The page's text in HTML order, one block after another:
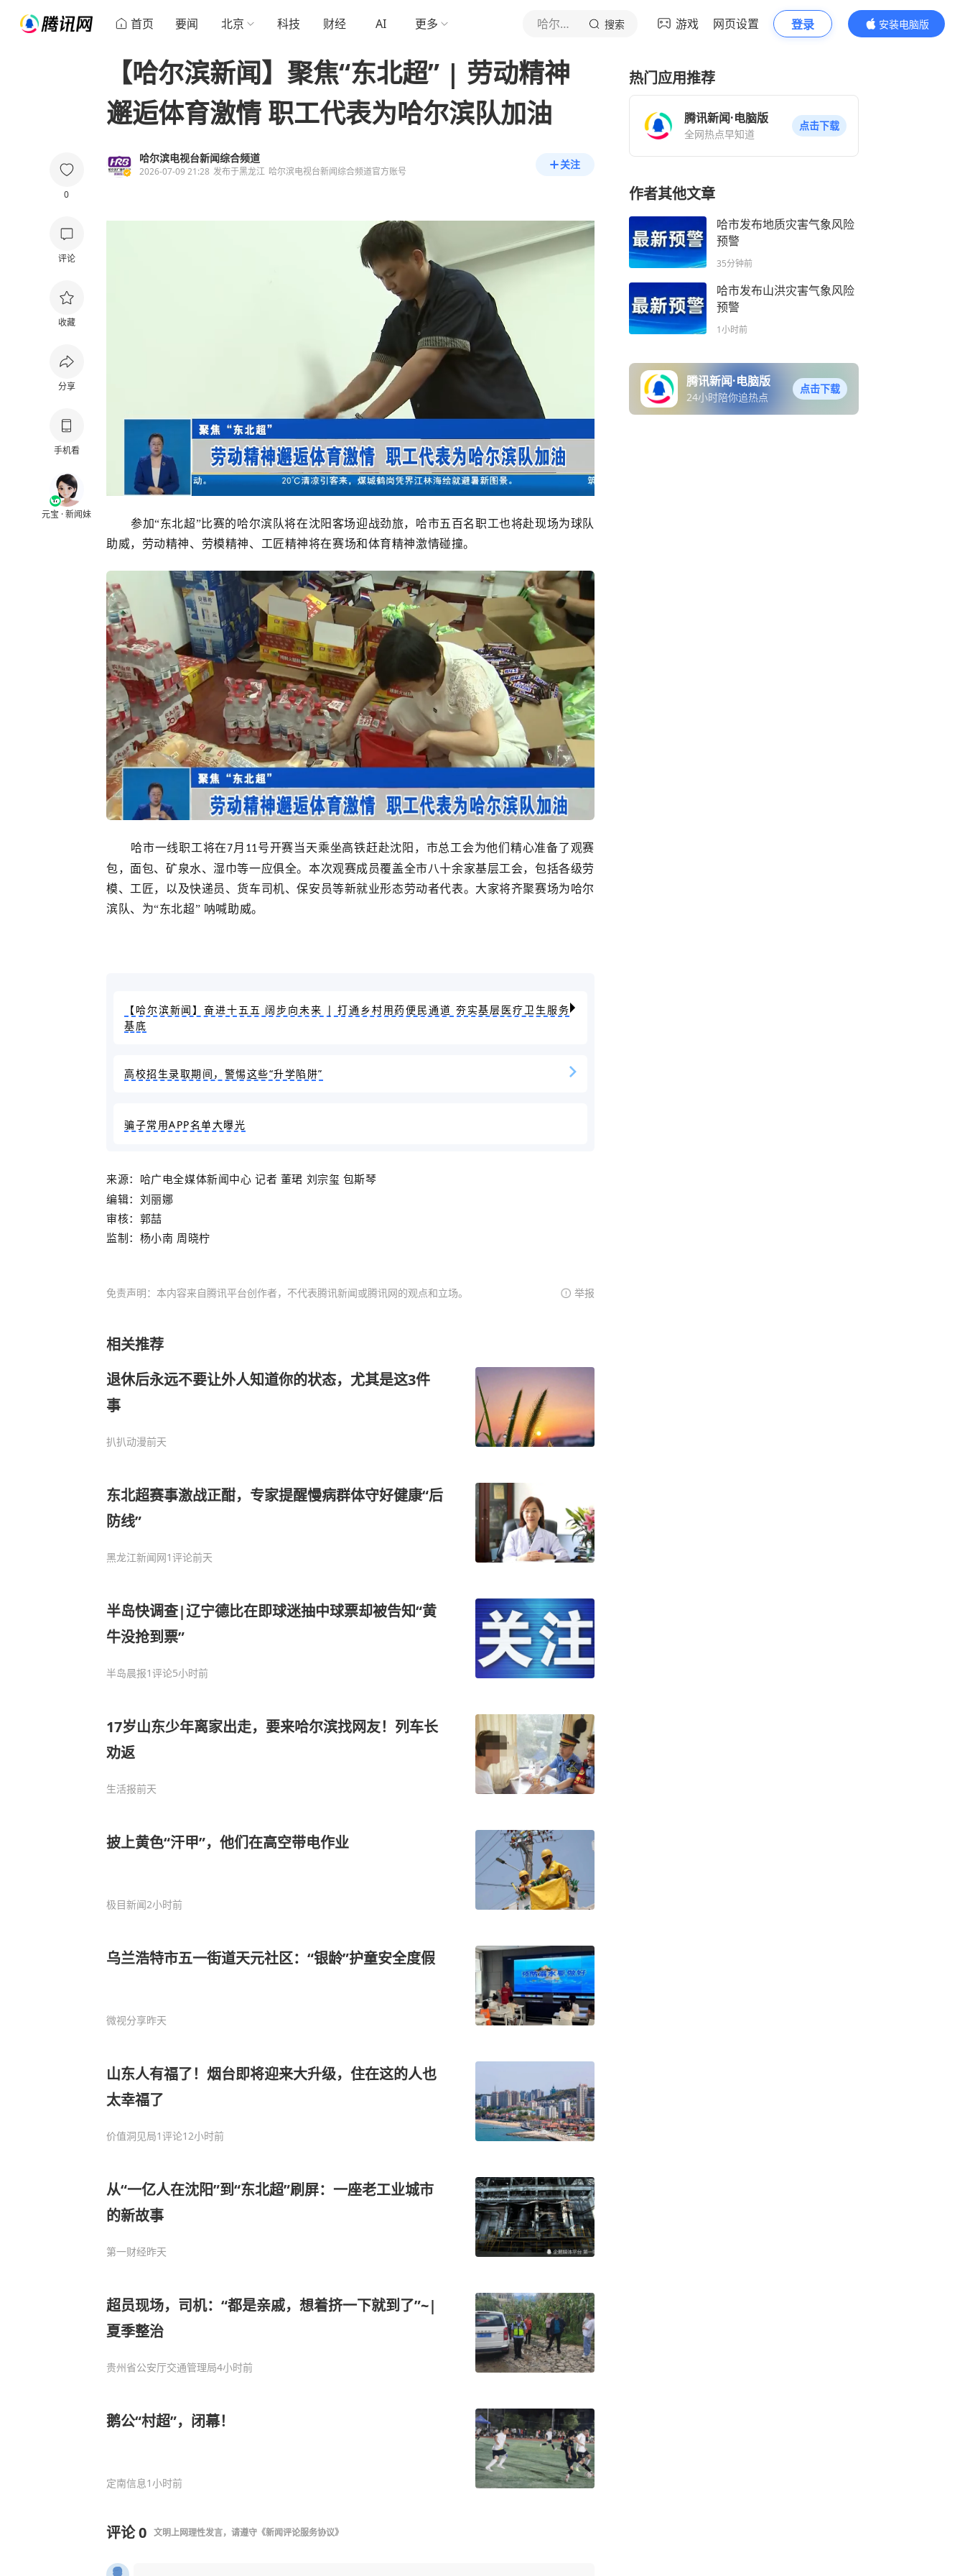
首页 要闻 北京 科技 财经 AI 更多 哈尔滨电视台新闻综合频道 搜索 游戏 网页设置 登录
安装电脑版
内容更精彩
0
评论
收藏
分享
手机看
元宝 · 新闻妹
【哈尔滨新闻】聚焦“东北超” | 劳动精神
邂逅体育激情 职工代表为哈尔滨队加油
哈尔滨电视台新闻综合频道
2026-07-09 21:28 发布于黑龙江 哈尔滨电视台新闻综合频道官方账号
关注
参加“东北超”比赛的哈尔滨队将在沈阳客场迎战劲旅，哈市五百名职工也将赴现场为球队
助威，劳动精神、劳模精神、工匠精神将在赛场和体育精神激情碰撞。
哈市一线职工将在7月 11号开赛当天乘坐高铁赶赴沈阳，市总工会为他们精心准备了观赛
包，面包、矿泉水、湿巾等一应俱全。本次观赛成员覆盖全市八十余家基层工会，包括各级劳
模、工匠，以及快递员、货车司机、保安员等新就业形态劳动者代表。大家将齐聚赛场为哈尔
滨队、为“东北超” 呐喊助威。
【哈尔滨新闻】奋进十五五 阔步向未来 | 打通乡村用药便民通道 夯实基层医疗卫生服务
基底
高校招生录取期间，警惕这些“升学陷阱”
骗子常用APP名单大曝光
来源： 哈广电全媒体新闻中心 记者 董珺 刘宗玺 包斯琴
编辑：刘丽娜
审核：郭喆
监制：杨小南 周晓柠
免责声明：本内容来自腾讯平台创作者，不代表腾讯新闻或腾讯网的观点和立场。 举报
相关推荐
退休后永远不要让外人知道你的状态，尤其是这3件
事
扒扒动漫前天
东北超赛事激战正酣，专家提醒慢病群体守好健康“后
防线”
黑龙江新闻网1评论前天
半岛快调查|辽宁德比在即球迷抽中球票却被告知“黄
牛没抢到票”
半岛晨报1评论5小时前
17岁山东少年离家出走，要来哈尔滨找网友！列车长
劝返
生活报前天
披上黄色“汗甲”，他们在高空带电作业
极目新闻2小时前
乌兰浩特市五一街道天元社区：“银龄”护童安全度假
微视分享昨天
山东人有福了！烟台即将迎来大升级，住在这的人也
太幸福了
价值洞见局1评论12小时前
从“一亿人在沈阳”到“东北超”刷屏：一座老工业城市
的新故事
第一财经昨天
超员现场，司机：“都是亲戚，想着挤一下就到了”~|
夏季整治
贵州省公安厅交通管理局4小时前
鹅公“村超”，闭幕！
定南信息1小时前
评论0 文明上网理性发言，请遵守 《新闻评论服务协议》
热门应用推荐
腾讯新闻·电脑版
全网热点早知道
点击下载
作者其他文章
哈市发布地质灾害气象风险
预警
35分钟前
哈市发布山洪灾害气象风险
预警
1小时前
腾讯新闻·电脑版
24小时陪你追热点
点击下载